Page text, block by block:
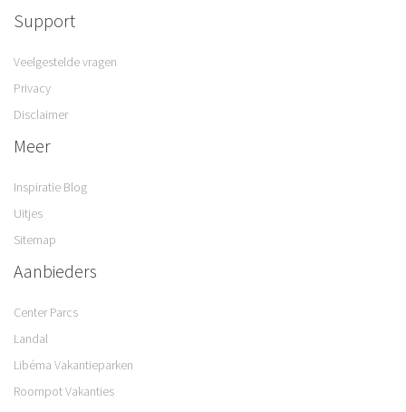
Support
Veelgestelde vragen
Privacy
Disclaimer
Meer
Inspiratie Blog
Uitjes
Sitemap
Aanbieders
Center Parcs
Landal
Libéma Vakantieparken
Roompot Vakanties